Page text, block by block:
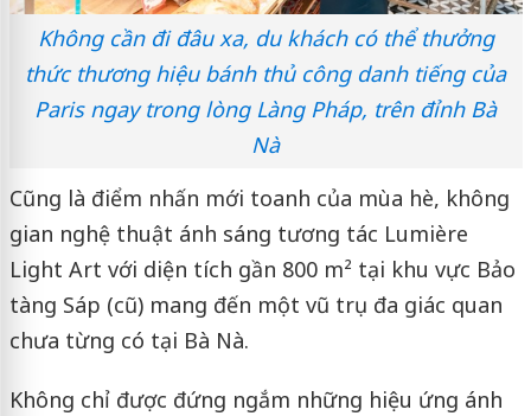
Không cần đi đâu xa, du khách có thể thưởng
thức thương hiệu bánh thủ công danh tiếng của
Paris ngay trong lòng Làng Pháp, trên đỉnh Bà
Nà
Cũng là điểm nhấn mới toanh của mùa hè, không
gian nghệ thuật ánh sáng tương tác Lumière
Light Art với diện tích gần 800 m² tại khu vực Bảo
tàng Sáp (cũ) mang đến một vũ trụ đa giác quan
chưa từng có tại Bà Nà.
Không chỉ được đứng ngắm những hiệu ứng ánh